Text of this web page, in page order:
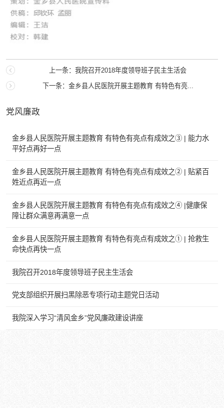
上一条：我院召开2018年度领导班子民主生活会
下一条：金乡县人民医院开展主题教育 有特色有亮...
党风廉政
金乡县人民医院开展主题教育 有特色有亮点有成效之③ | 能力水
平好点再好一点
金乡县人民医院开展主题教育 有特色有亮点有成效之② | 贴紧百
姓近点再近一点
金乡县人民医院开展主题教育 有特色有亮点有成效之④ |健康保
障让群众满意再满意一点
金乡县人民医院开展主题教育 有特色有亮点有成效之① | 抢救生
命快点再快一点
我院召开2018年度领导班子民主生活会
党支部组织开展扫黑除恶专项行动主题党日活动
我院深入学习“清风金乡”党风廉政建设讲座